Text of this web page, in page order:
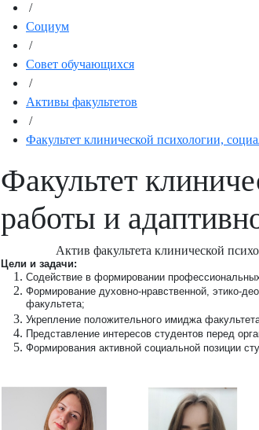
/
Социум
/
Совет обучающихся
/
Активы факультетов
/
Факультет клинической психологии,
Факультет
работы и
Актив факультета клинической
Цели и задачи:
Содействие в формировании
Формирование духовно-нравственной, этико-
факультета;
Укрепление положительного имиджа
Представление интересов студентов перед
Формирования активной социальной позиции